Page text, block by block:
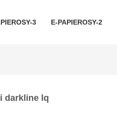
3 E-PAPIEROSY-2
darkline lq